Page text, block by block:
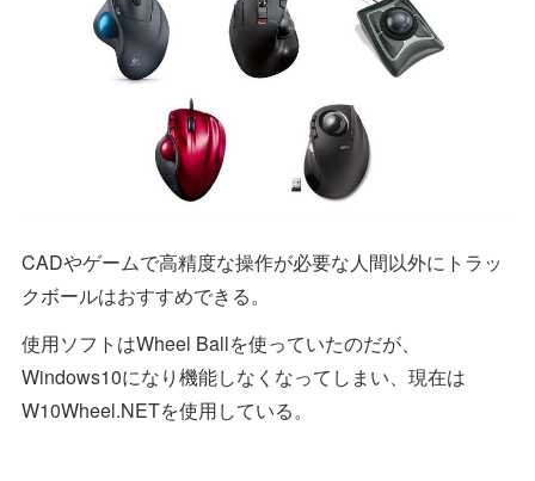
CADやゲームで高精度な操作が必要な人間以外にトラッ
クボールはおすすめできる。
使用ソフトはWheel Ballを使っていたのだが、
Windows10になり機能しなくなってしまい、現在は
W10Wheel.NETを使用している。